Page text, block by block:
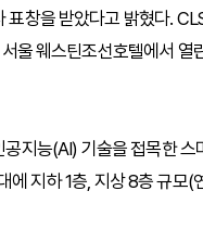
창을 받았다고 밝혔다.
울 웨스틴조선호텔에서 열
지능(AI) 기술을 접목한 스
에 지하 1층, 지상 8층 규모(